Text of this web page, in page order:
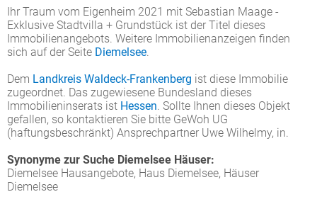
Ihr Traum vom Eigenheim 2021 mit Sebastian Maage -
Exklusive Stadtvilla + Grundstück ist der Titel dieses
Immobilienangebots. Weitere Immobilienanzeigen finden
sich auf der Seite Diemelsee
Dem Landkreis Waldeck-Frankenberg ist diese Immobilie
zugeordnet. Das zugewiesene Bundesland dieses
Immobilieninserats ist Hessen . Sollte Ihnen dieses Objekt
gefallen, so kontaktieren Sie bitte GeWoh UG
(haftungsbeschränkt) Ansprechpartner Uwe Wilhelmy, in.
Synonyme zur Suche Diemelsee Häuser:
Diemelsee Hausangebote, Haus Diemelsee, Häuser
Diemelsee